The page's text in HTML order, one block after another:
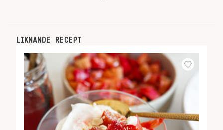
LIKNANDE RECEPT